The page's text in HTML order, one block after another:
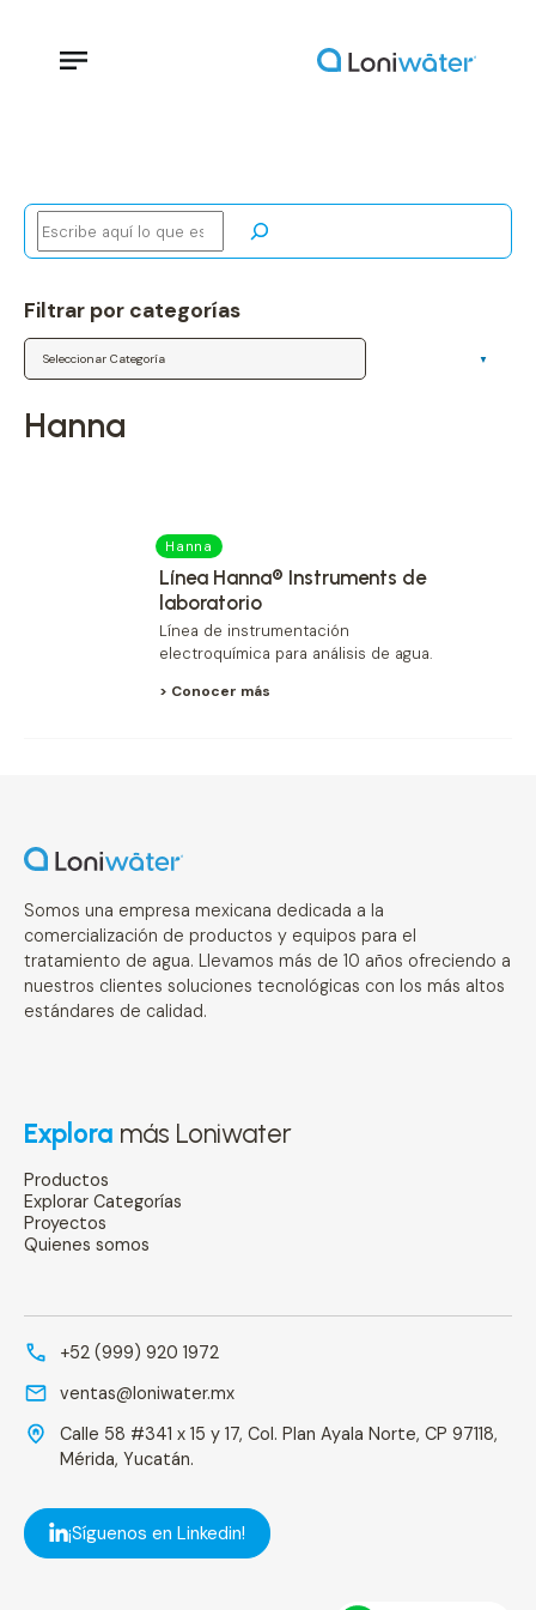
Buscar
Filtrar por categorías
Categorías
hanna
Hanna
Línea Hanna® Instruments de
laboratorio
Línea de instrumentación
electroquímica para análisis de agua.
> Conocer más
Somos una empresa mexicana dedicada a la
comercialización de productos y equipos para el
tratamiento de agua. Llevamos más de 10 años ofreciendo a
nuestros clientes soluciones tecnológicas con los más altos
estándares de calidad.
Explora más Loniwater
Productos
Explorar Categorías
Proyectos
Quienes somos
+52 (999) 920 1972
ventas@loniwater.mx
Calle 58 #341 x 15 y 17, Col. Plan Ayala Norte, CP 97118,
Mérida, Yucatán.
¡Síguenos en Linkedin!